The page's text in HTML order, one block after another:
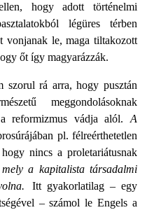
hogy adott történelmi
légüres térben
vonjanak le, maga tiltakozott
őt így magyarázzák.
szorul rá arra, hogy pusztán
meggondolásoknak
a reformizmus vádja alól.A
pl. félreérthetetlen
nincs a proletariátusnak
a kapitalista társadalmi
Itt gyakorlatilag – egy
– számol le Engels a